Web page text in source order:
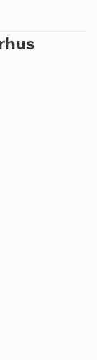
Alla
om
och familjer,